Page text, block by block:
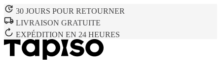
30 JOURS POUR RETOURNER
LIVRAISON GRATUITE
EXPÉDITION EN 24 HEURES